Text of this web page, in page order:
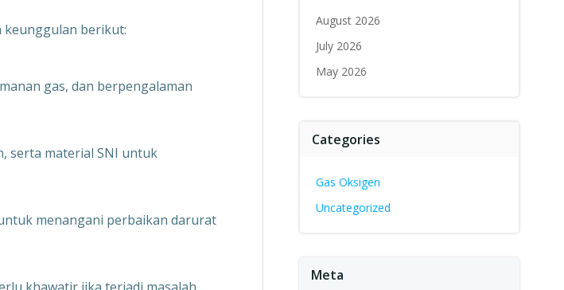
keunggulan berikut:
gas, dan berpengalaman
serta material SNI untuk
menangani perbaikan darurat
August 2026
July 2026
May 2026
Categories
Gas Oksigen
Uncategorized
Meta